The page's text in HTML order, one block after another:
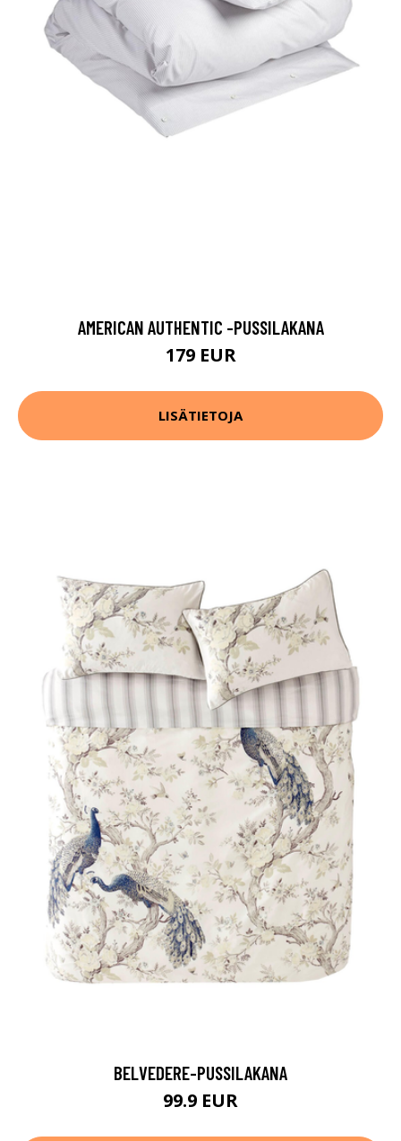
AMERICAN AUTHENTIC -PUSSILAKANA
179 EUR
LISÄTIETOJA
BELVEDERE-PUSSILAKANA
99.9 EUR